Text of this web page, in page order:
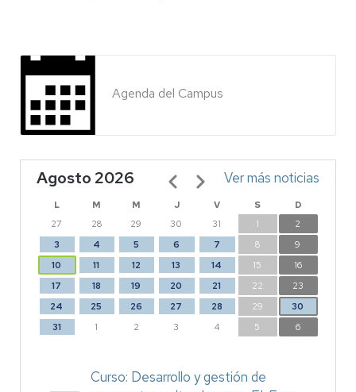
Agenda del Campus
Agosto 2026
L M M J V S
D
27
28 29 30 31 1
2
3
4 5 6 7 8
9
10
11 12 13 14 15
16
17
18 19 20 21 22
23
24
25 26 27 28 29
30
31
1 2 3 4 5 6
Paginación Ver más noticias
Curso: Desarrollo y gestión de